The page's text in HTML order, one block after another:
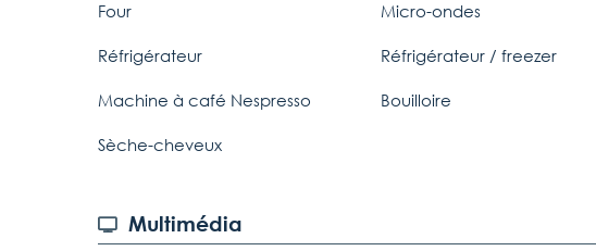
Four Micro-ondes
Réfrigérateur Réfrigérateur / freezer
Machine à café Nespresso Bouilloire
Sèche-cheveux
Multimédia